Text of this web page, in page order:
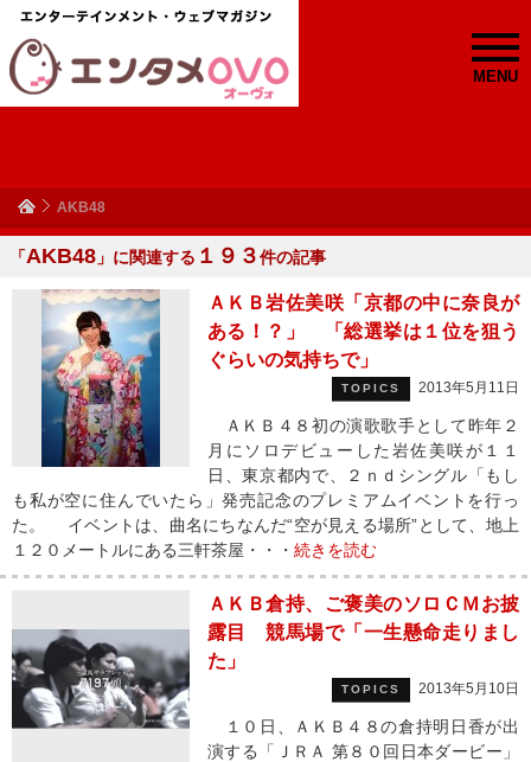
MENU
AKB48
「AKB48 」に関連する １９３件の記事
ＡＫＢ岩佐美咲「京都の中に奈良が
ある！？」 「総選挙は１位を狙う
ぐらいの気持ちで」
TOPICS 2013年5月11日
ＡＫＢ４８初の演歌歌手として昨年２
月にソロデビューした岩佐美咲が１１
日、東京都内で、２ｎｄシングル「もし
も私が空に住んでいたら」発売記念のプレミアムイベントを行っ
た。 イベントは、曲名にちなんだ“空が見える場所”として、地上
１２０メートルにある三軒茶屋・・・ 続きを読む
ＡＫＢ倉持、ご褒美のソロＣＭお披
露目 競馬場で「一生懸命走りまし
た」
TOPICS 2013年5月10日
１０日、ＡＫＢ４８の倉持明日香が出
演する「ＪＲＡ 第８０回日本ダービー」